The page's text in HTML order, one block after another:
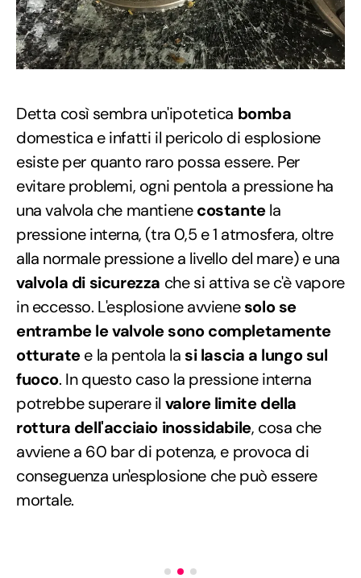
Detta così sembra un'ipotetica bomba
domestica e infatti il pericolo di esplosione
esiste per quanto raro possa essere. Per
evitare problemi, ogni pentola a pressione ha
una valvola che mantienecostantela
pressione interna, (tra 0,5 e 1 atmosfera, oltre
alla normale pressione a livello del mare) e una
valvola di sicurezza che si attiva se c'è vapore
in eccesso. L'esplosione avvienesolo se
entrambe le valvole sono completamente
otturatee la pentola la si lascia a lungo sul
fuoco. In questo caso la pressione interna
potrebbe superare il valore limite della
rottura dell'acciaio inossidabile, cosa che
avviene a 60 bar di potenza, e provoca di
conseguenza un'esplosione che può essere
mortale.